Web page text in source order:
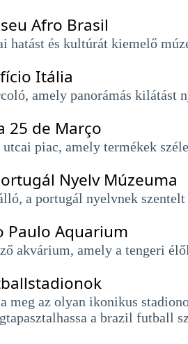
Afro Brasil
hatást és kultúrát kiemelő
Itália
amely panorámás kilátást
25 de Março
utcai piac, amely termékek
Nyelv Múzeuma
a portugál nyelvnek
Paulo Aquarium
akvárium, amely a tengeri
meg az olyan ikonikus
a brazil futball